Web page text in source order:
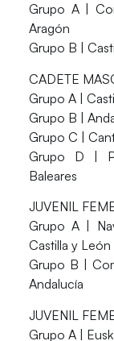
Grupo A |
Aragón
Grupo B |
CADETE
Grupo A |
Grupo B |
Grupo C |
Grupo D |
Baleares
JUVENIL
Grupo A |
Castilla y León
Grupo B |
Andalucía
JUVENIL
Grupo A |